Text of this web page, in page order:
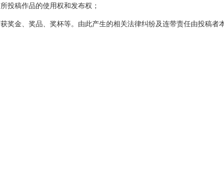
投稿作品的使用权和发布权；
金、奖品、奖杯等。由此产生的相关法律纠纷及连带责任由投稿者